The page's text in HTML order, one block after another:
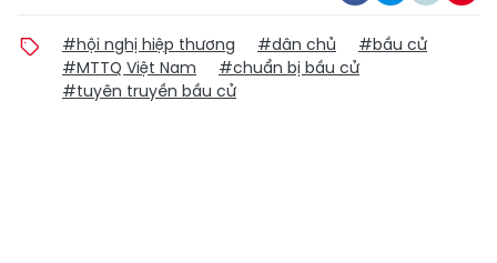
#hội nghị hiệp thương #dân chủ
#bầu cử
#MTTQ Việt Nam
#chuẩn bị bầu cử
#tuyên truyền bầu cử